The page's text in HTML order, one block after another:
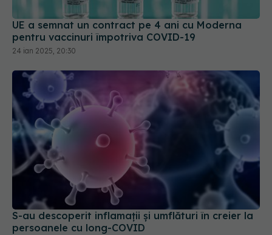
UE a semnat un contract pe 4 ani cu Moderna
pentru vaccinuri împotriva COVID-19
24 ian 2025, 20:30
S-au descoperit inflamaţii și umflături în creier la
persoanele cu long-COVID